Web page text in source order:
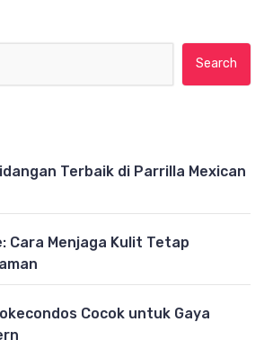
Terbaik di Parrilla Mexican
Cara Menjaga Kulit Tetap
Cocok untuk Gaya